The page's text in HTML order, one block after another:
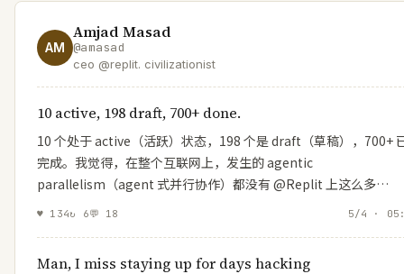
AM
Amjad Masad
@amasad
ceo @replit. civilizationist
10 active, 198 draft, 700+ done.
10 个处于 active（活跃）状态，198 个是 draft（草稿），700+
完成。我觉得，在整个互联网上，发生的 agentic
parallelism（agent 式并行协作）都没有 @Replit 上这么多…
♥ 134↻ 6💬 18 5/4 ·
Man, I miss staying up for days hacking